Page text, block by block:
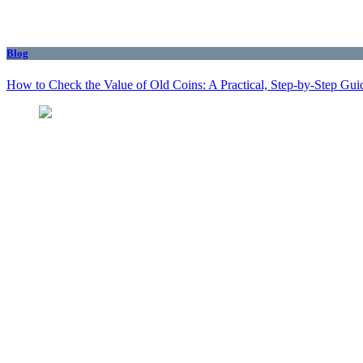
Blog
How to Check the Value of Old Coins: A Practical, Step-by-Step